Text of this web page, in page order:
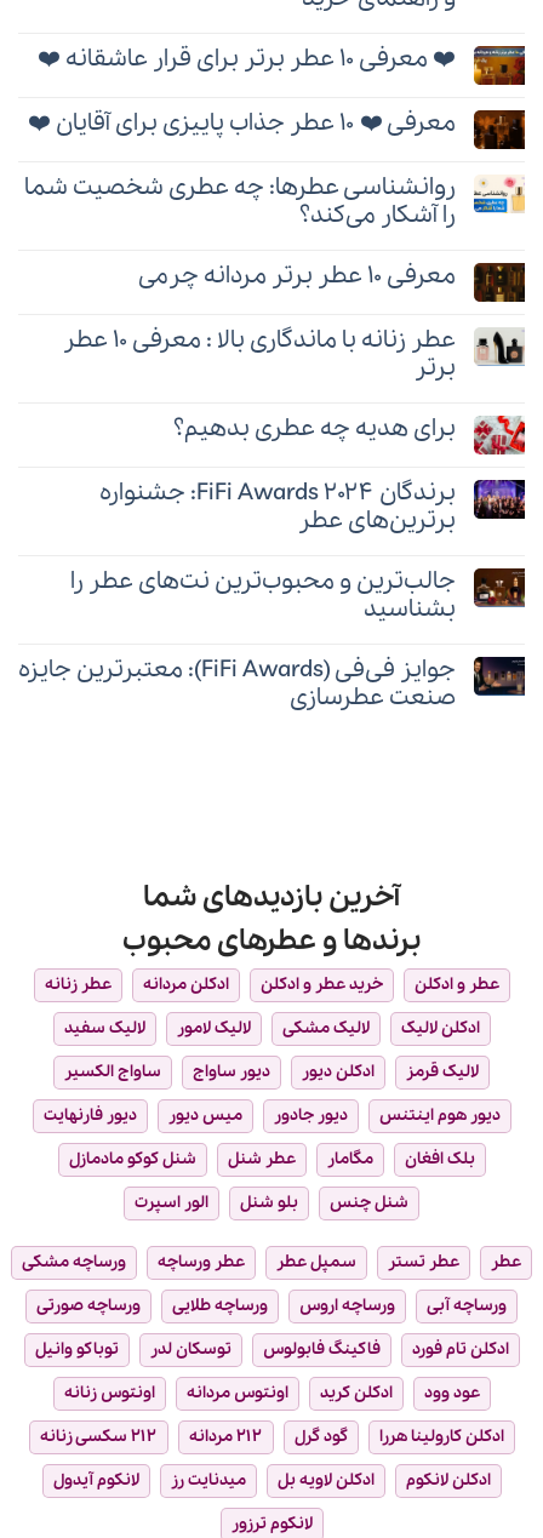
دیدگاهی
برای
تامین
عطرها
و
راهنمای
ثبت
❤️ معرفی ۱۰ عطر برتر برای قرار عاشقانه ❤️
دیدگاهی
برای
۱۰
عطر
برتر
عاشقانه
ثبت
معرفی ❤️ ۱۰ عطر جذاب پاییزی برای آقایان ❤️
دیدگاهی
برای
معرفی
❤️
عطر
جذاب
برای
آقایان
❤️
ثبت
نشده
روانشناسی عطرها: چه عطری شخصیت شما
را آشکار می‌کند؟
دیدگاهی
برای
چه
عطری
شخصیت
را
آشکار
ثبت
معرفی ۱۰ عطر برتر مردانه چرمی
دیدگاهی
برای
معرفی
۱۰
برتر
مردانه
ثبت
نشده
عطر زنانه با ماندگاری بالا : معرفی ۱۰ عطر
برتر
دیدگاهی
برای
با
ماندگاری
بالا
معرفی
۱۰
عطر
برتر
ثبت
برای هدیه چه عطری بدهیم؟
دیدگاهی
برای
برای
هدیه
عطری
بدهیم؟
ثبت
نشده
برندگان FiFi Awards ۲۰۲۴: جشنواره
برترین‌های عطر
دیدگاهی
برای
برندگان
FiFi
۲۰۲۴:
جشنواره
برترین‌های
ثبت
نشده
جالب‌ترین و محبوب‌ترین نت‌های عطر را
بشناسید
دیدگاهی
برای
جالب‌ترین
ثبت
نشده
جوایز فی‌فی (FiFi Awards): معتبرترین جایزه
صنعت عطرسازی
آخرین بازدیدهای شما
برندها و عطرهای محبوب
عطر و ادکلن خرید عطر و ادکلن ادکلن مردانه
عطر زنانه
ادکلن لالیک
لالیک مشکی لالیک لامور
لالیک سفید
لالیک قرمز
ادکلن دیور دیور ساواج
ساواج الکسیر
دیور هوم اینتنس
دیور جادور میس دیور
دیور فارنهایت
بلک افغان
مگامار عطر شنل
شنل کوکو مادمازل
شنل چنس
بلو شنل الور اسپرت
عطر عطر تستر سمپل عطر عطر ورساچه
ورساچه مشکی
ورساچه آبی
ورساچه اروس ورساچه طلایی
ورساچه صورتی
ادکلن تام فورد
فاکینگ فابولوس توسکان لدر
توباکو وانیل
عود وود
ادکلن کرید اونتوس مردانه
اونتوس زنانه
ادکلن کارولینا هررا
گود گرل ۲۱۲ مردانه
۲۱۲ سکسی زنانه
ادکلن لانکوم
ادکلن لاویه بل میدنایت رز
لانکوم آیدول
لانکوم ترزور